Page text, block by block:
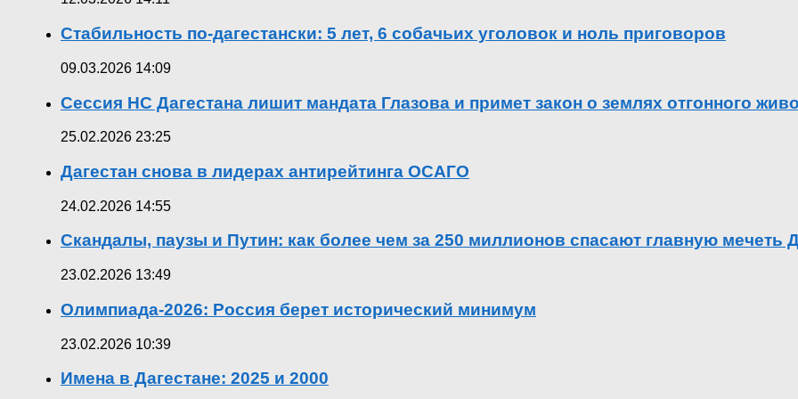
Стабильность по-дагестански: 5 лет, 6 собачьих уголовок и ноль приговоров
09.03.2026 14:09
Сессия НС Дагестана лишит мандата Глазова и примет закон о землях отгонного
25.02.2026 23:25
Дагестан снова в лидерах антирейтинга ОСАГО
24.02.2026 14:55
Скандалы, паузы и Путин: как более чем за 250 миллионов спасают главную мечеть
23.02.2026 13:49
Олимпиада-2026: Россия берет исторический минимум
23.02.2026 10:39
Имена в Дагестане: 2025 и 2000